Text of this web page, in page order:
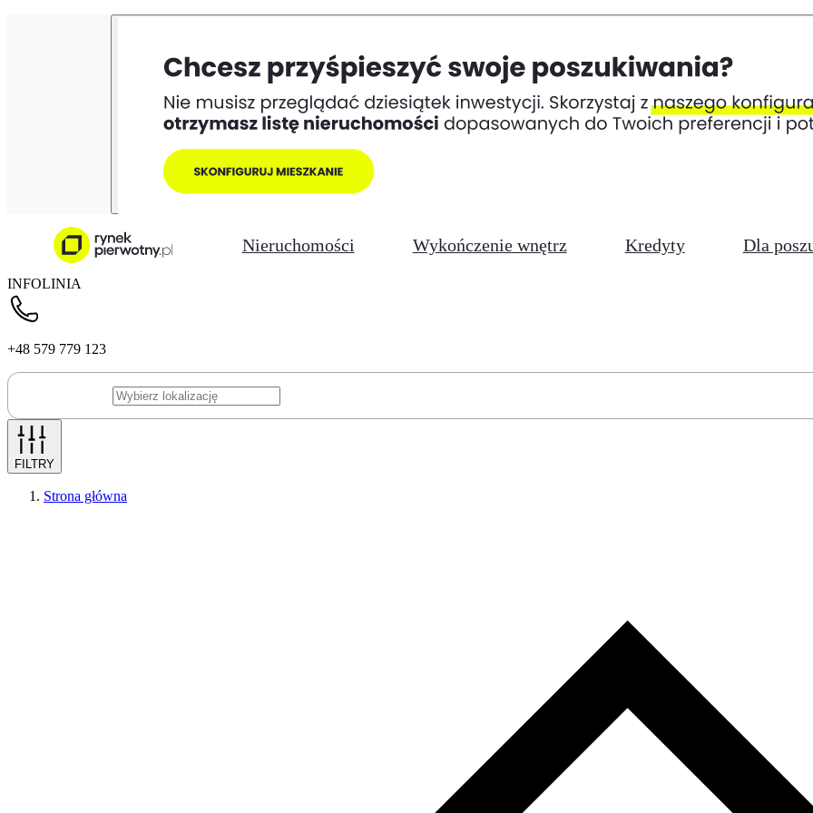
Nieruchomości Wykończenie wnętrz Kredyty Dla
INFOLINIA
+48 579 779 123
FILTRY
Strona główna